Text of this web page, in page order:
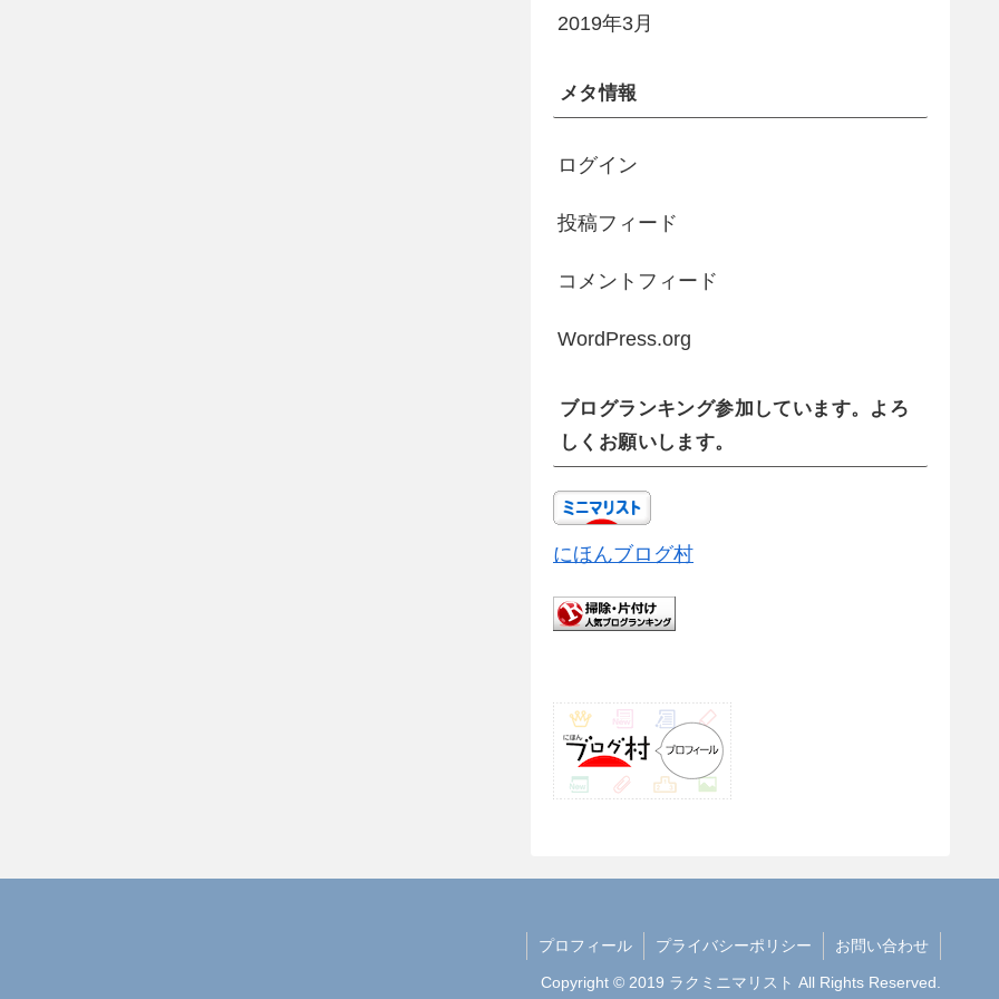
2019年3月
メタ情報
ログイン
投稿フィード
コメントフィード
WordPress.org
ブログランキング参加しています。よろ
しくお願いします。
にほんブログ村
プロフィール プライバシーポリシー お問い合わせ
Copyright © 2019 ラクミニマリスト All Rights Reserved.